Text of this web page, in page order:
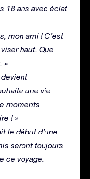
18 ans avec éclat
mon ami ! C’est
haut. Que
»
devient
une vie
moments
! »
le début d’une
seront toujours
ce voyage.